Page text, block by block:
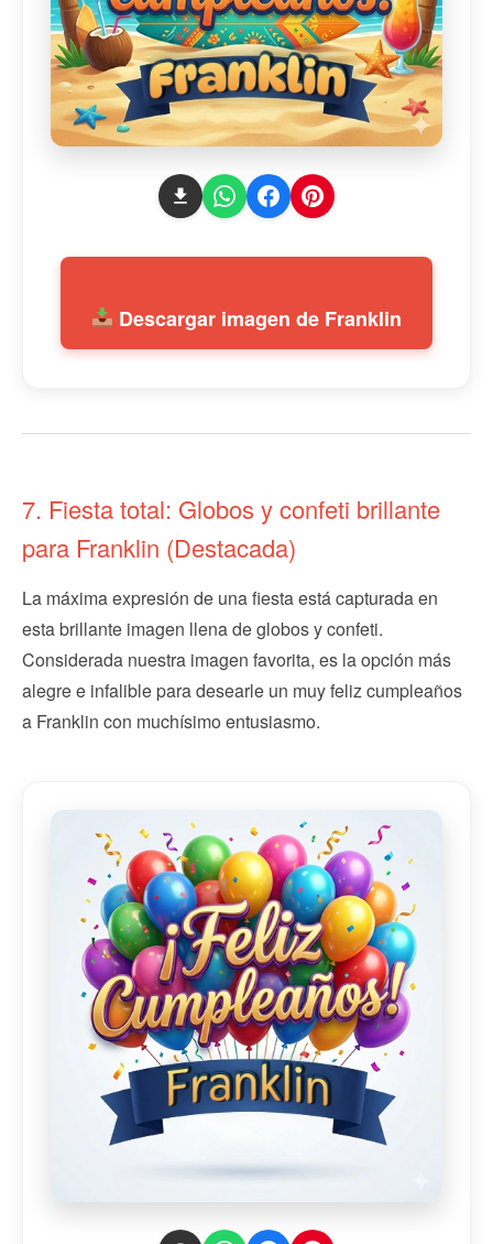
Descargar imagen de Franklin
7. Fiesta total: Globos y confeti brillante
para Franklin (Destacada)
La máxima expresión de una fiesta está capturada en
esta brillante imagen llena de globos y confeti.
Considerada nuestra imagen favorita, es la opción más
alegre e infalible para desearle un muy feliz cumpleaños
a Franklin con muchísimo entusiasmo.